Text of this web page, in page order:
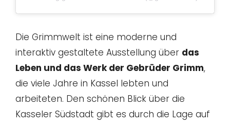
Die Grimmwelt ist eine moderne und
interaktiv gestaltete Ausstellung über das
Leben und das Werk der Gebrüder Grimm,
die viele Jahre in Kassel lebten und
arbeiteten. Den schönen Blick über die
Kasseler Südstadt gibt es durch die Lage auf